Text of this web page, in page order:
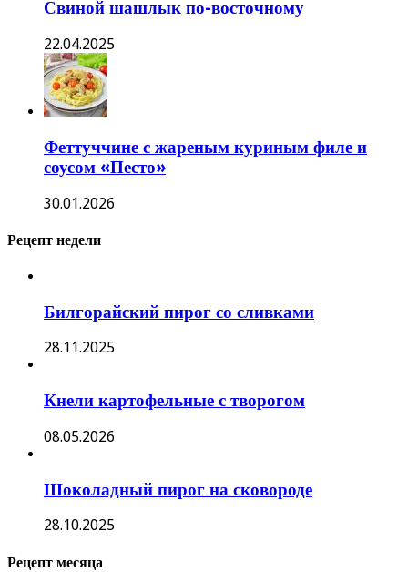
Свиной шашлык по-восточному
22.04.2025
Феттуччине с жареным куриным филе и
соусом «Песто»
30.01.2026
Рецепт недели
Билгорайский пирог со сливками
28.11.2025
Кнели картофельные с творогом
08.05.2026
Шоколадный пирог на сковороде
28.10.2025
Рецепт месяца